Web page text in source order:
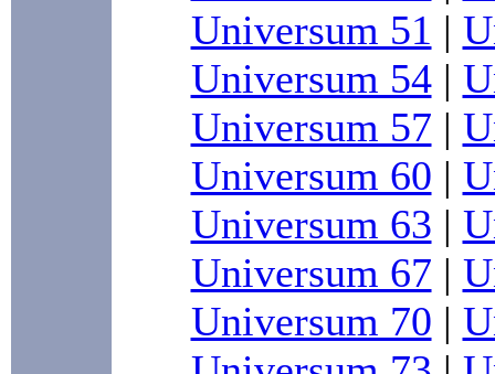
Universum 51 |
Universum 54|
Universum 57 |
Universum 60 |
Universum 63 |
Universum 67 |
Universum 70 |